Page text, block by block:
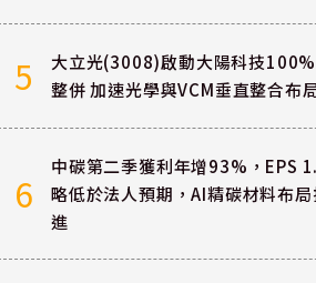
5
大立光(3008)啟動大陽科技
整併 加速光學與VCM垂直整合布
6
中碳第二季獲利年增93%，EPS
略低於法人預期，AI精碳材料布局
進